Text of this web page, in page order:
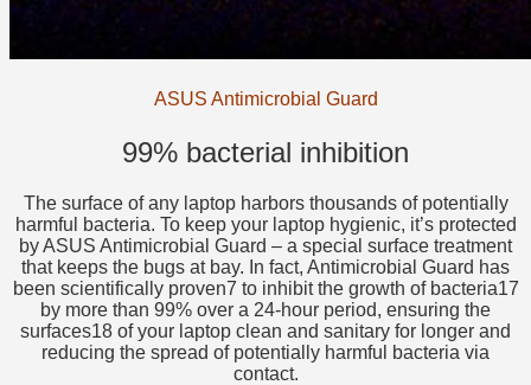
ASUS Antimicrobial Guard
99% bacterial inhibition
The surface of any laptop harbors thousands of potentially
harmful bacteria. To keep your laptop hygienic, it’s protected
by ASUS Antimicrobial Guard – a special surface treatment
that keeps the bugs at bay. In fact, Antimicrobial Guard has
been scientifically proven7 to inhibit the growth of bacteria17
by more than 99% over a 24-hour period, ensuring the
surfaces18 of your laptop clean and sanitary for longer and
reducing the spread of potentially harmful bacteria via
contact.